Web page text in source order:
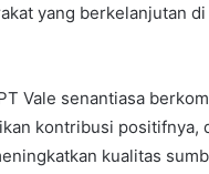
yang berkelanjutan di
Vale senantiasa
kontribusi positifnya,
kualitas